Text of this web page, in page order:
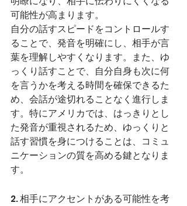
可能性が高まります。
自分の話すスピードをコントロールす
ることで、発音を明確にし、相手が言
葉を理解しやすくなります。また、ゆ
っくり話すことで、自分自身も次に何
を言うかを考える時間を確保できるた
め、会話が途切れることなく進行しま
す。特にアメリカでは、はっきりとし
た発音が重視されるため、ゆっくりと
話す習慣を身につけることは、コミュ
ニケーションの質を高める鍵となりま
す。
2. 相手にアクセントがある可能性を考